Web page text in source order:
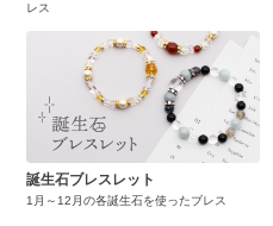
レス
誕生石ブレスレット
1月～12月の各誕生石を使ったブレス